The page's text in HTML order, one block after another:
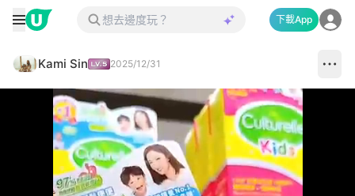
下載App
Kami Sin 2025/12/31